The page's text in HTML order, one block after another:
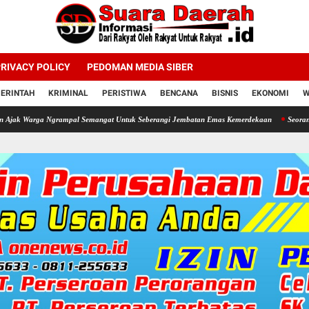
POLICY PEDOMAN MEDIA SIBER
KRIMINAL PERISTIWA BENCANA BISNIS EKONOMI
Semangat Untuk Seberangi Jembatan Emas Kemerdekaan Seorang Ayah